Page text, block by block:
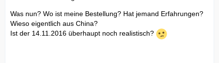
Was nun? Wo ist meine Bestellung? Hat jemand Erfahrungen?
Wieso eigentlich aus China?
Ist der 14.11.2016 überhaupt noch realistisch?